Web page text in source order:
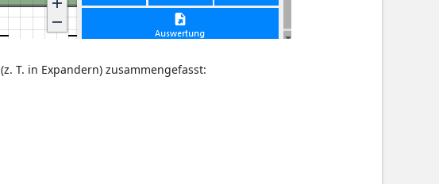
(z. T. in Expandern) zusammengefasst: